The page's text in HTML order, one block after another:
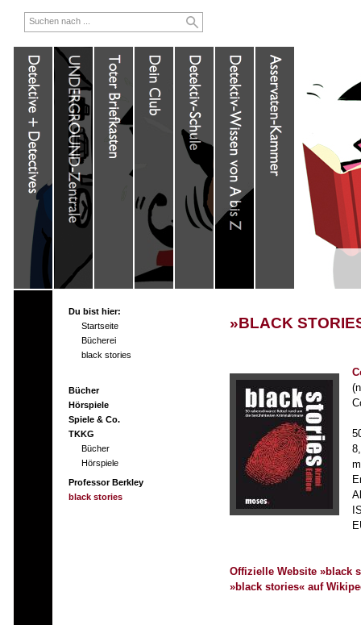
Du bist hier:
Startseite
Bücherei
black stories
Bücher
Hörspiele
Spiele & Co.
TKKG
Bücher
Hörspiele
Professor Berkley
black stories
»BLACK
Offizielle Website »black
»black stories« auf